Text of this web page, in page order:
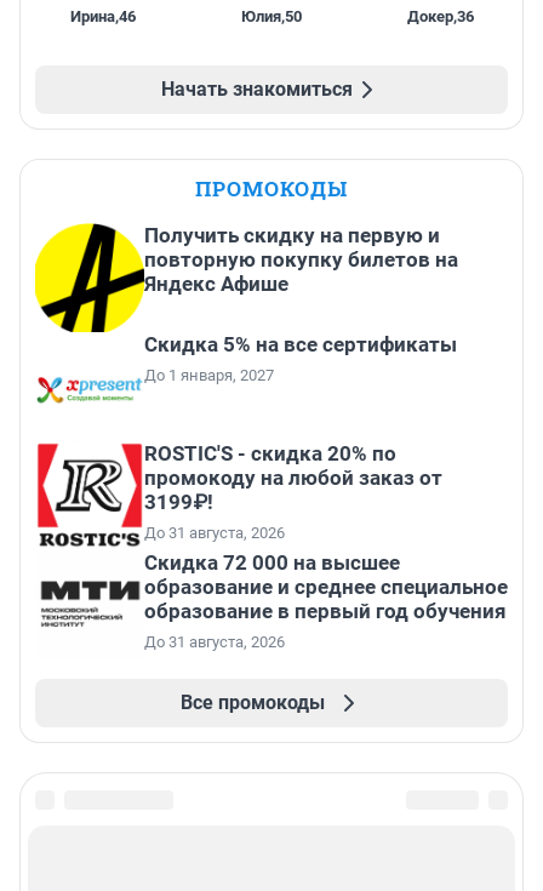
Ирина,46 Юлия,50 Докер,36
Начать знакомиться
ПРОМОКОДЫ
Получить скидку на первую и
повторную покупку билетов на
Яндекс Афише
Скидка 5% на все сертификаты
До 1 января, 2027
ROSTIC'S - скидка 20% по
промокоду на любой заказ от
3199₽!
До 31 августа, 2026
Скидка 72 000 на высшее
образование и среднее специальное
образование в первый год обучения
До 31 августа, 2026
Все промокоды